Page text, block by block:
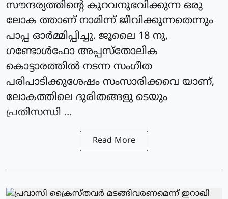
സൗന്ദര്യത്തിന്റെ കുറവനുഭവിക്കുന്ന ഒരു
ലോക ത്താണ് നാമിന്ന് ജീവിക്കുന്നതെന്നും
പാപ്പ ഓര്‍മ്മിപ്പിച്ചു. ജൂലൈ 18 നു,
ഗണ്ടോള്‍ഫോ അപ്പസ്‌തോലിക
കൊട്ടാരത്തില്‍ നടന്ന സംഗീത
പരിപാടിക്കുശേഷം സംസാരിക്കവെ യാണ്,
ലോകത്തിലെ ദുരിതങ്ങളു ടെയും
പ്രതിസന്ധി ...
Read More